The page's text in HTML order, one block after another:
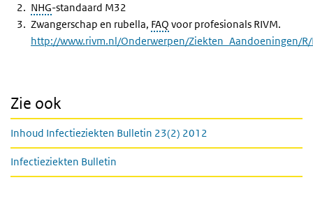
NHG-standaard M32
Zwangerschap en rubella, FAQ voor profesionals RIVM.
http://www.rivm.nl/Onderwerpen/Ziekten_Aandoeningen/
Zie ook
Inhoud Infectieziekten Bulletin 23(2) 2012
Infectieziekten Bulletin